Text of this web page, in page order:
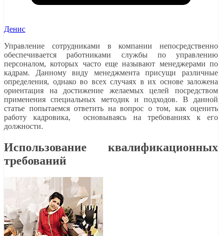
Денис
Управление сотрудниками в компании непосредственно
обеспечивается работниками службы по управлению
персоналом, которых часто еще называют менеджерами по
кадрам. Данному виду менеджмента присущи различные
определения, однако во всех случаях в их основе заложена
ориентация на достижение желаемых целей посредством
применения специальных методик и подходов. В данной
статье попытаемся ответить на вопрос о том, как оценить
работу кадровика, основываясь на требованиях к его
должности.
Использование квалификационных
требований